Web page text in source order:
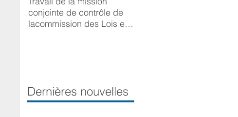
conjointe de contrôle de
lacommission des Lois et
Dernières nouvelles